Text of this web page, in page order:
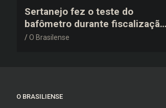
Sertanejo fez o teste do
bafômetro durante fiscalização
na estrada, deu resultado
O Brasilense
O BRASILIENSE